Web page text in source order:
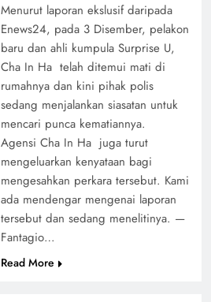
Menurut laporan ekslusif daripada
Enews24, pada 3 Disember, pelakon
baru dan ahli kumpula Surprise U,
Cha In Ha telah ditemui mati di
rumahnya dan kini pihak polis
sedang menjalankan siasatan untuk
mencari punca kematiannya.
Agensi Cha In Ha juga turut
mengeluarkan kenyataan bagi
mengesahkan perkara tersebut. Kami
ada mendengar mengenai laporan
tersebut dan sedang menelitinya. —
Fantagio…
Read More